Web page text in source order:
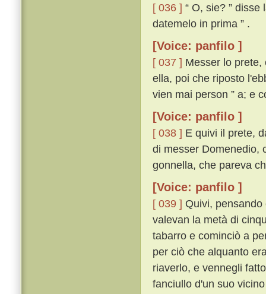
[ 036 ] “ O, sie? ”
datemelo in prima ” .
[Voice: panfilo ]
[ 037 ] Messer lo
ella, poi che riposto
vien mai person ” a; e
[Voice: panfilo ]
[ 038 ] E quivi il prete,
di messer Domenedio,
gonnella, che pareva
[Voice: panfilo ]
[ 039 ] Quivi,
valevan la metà di
tabarro e cominciò a
per ciò che alquanto
riaverlo, e vennegli
fanciullo d'un suo